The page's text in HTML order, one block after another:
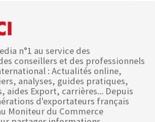
n°1 au service des
conseillers et des professionnels
: Actualités online,
analyses, guides pratiques,
aides Export, carrières... Depuis
d'exportateurs français
Moniteur du Commerce